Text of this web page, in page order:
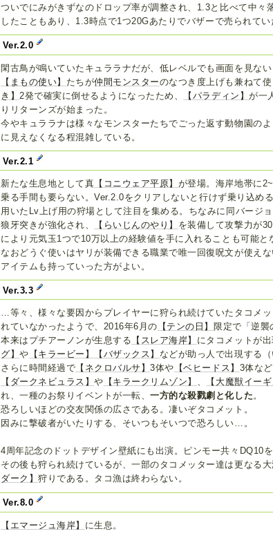
ついでにみがきずなのドロップ率が調整され、1.3と比べて中々
したこともあり、1.3時点で1つ20Gあたりでバザーで売られて
Ver.2.0
閑古鳥が鳴いていたキュララナだが、低レベルでも画面を見な
【まもの使い】 たちが仲間モンスターのなつき度上げも兼ねて
き】 2発で確実に倒せるようになったため、 【パラディン】が一
りリターンズが始まった。
今やキュララナは様々なモンスターたちでごった返す動物園の
に見えなくなる程混雑している。
Ver.2.1
新たな生息地として真 【コニウェア平原】 が登場。海岸地帯に
乗る手間も要らない。Ver.2.0をクリアしないと行けず乗り込め
用いたLv上げ用の狩場として注目を集める。ちなみに同バージ
狼牙突きが強化され、
【らいじんのやり】 を装備して攻撃力が
により元気玉1つで10万以上の経験値を手に入れることも可能と
なおどうぐ使いはヤリが装備できる職業で唯一回復呪文が使え
アイテムも持っていった方がよい。
Ver.3.3
…等々、様々な要因からプレイヤーに狩られ続けていたタコメ
れていなかったようで、2016年6月の 【テンの日】 限定で「逆襲
本来はプチアーノンが生息する 【スレア海岸】 にタコメットが
グ】や 【キラービー】 【バザックス】 などが助っ人で出現する
さらに時間経過で 【ネクロバルサ】3体や 【ベヒードス】 3体な
【ダークネビュラス】や 【キラークリムゾン】 、 【大魔獣イーギ
れ、一種のお祭りイベントが一転、一方的な殺戮劇と化した。
恐ろしいほどの交友関係の広さである。凄いぞタコメット。
因みに撃破者がいたりする、そいつもそいつで恐ろしい…。
4周年記念のドットデザイン壁紙にも出演。ピンモー共々DQ10
その後も狩られ続けているが、一部のタコメッター達は更なる
ダーク】狩りである。タコ漁は終わらない。
Ver.8.0
【エマージュ海岸】 に生息。